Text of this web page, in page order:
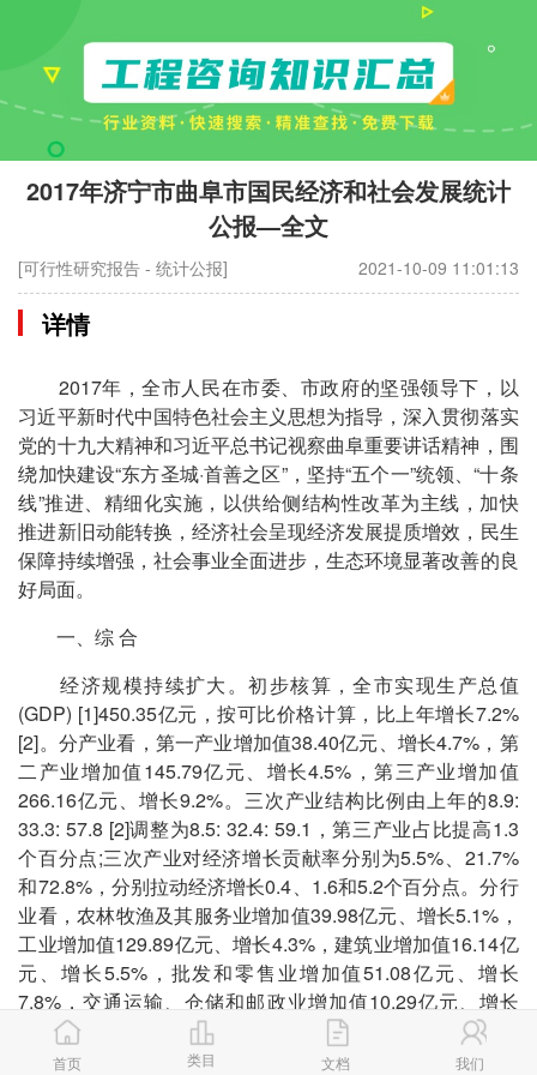
2017年济宁市曲阜市国民经济和社会发展统计
公报—全文
[可行性研究报告 - 统计公报] 2021-10-09 11:01:13
详情
2017年，全市人民在市委、市政府的坚强领导下，以
习近平新时代中国特色社会主义思想为指导，深入贯彻落实
党的十九大精神和习近平总书记视察曲阜重要讲话精神，围
绕加快建设“东方圣城·首善之区”，坚持“五个一”统领、“十条
线”推进、精细化实施，以供给侧结构性改革为主线，加快
推进新旧动能转换，经济社会呈现经济发展提质增效，民生
保障持续增强，社会事业全面进步，生态环境显著改善的良
好局面。
一、综 合
经济规模持续扩大。初步核算，全市实现生产总值
(GDP) [1]450.35亿元，按可比价格计算，比上年增长7.2%
[2]。分产业看，第一产业增加值38.40亿元、增长4.7%，第
二产业增加值145.79亿元、增长4.5%，第三产业增加值
266.16亿元、增长9.2%。三次产业结构比例由上年的8.9:
33.3: 57.8 [2]调整为8.5: 32.4: 59.1，第三产业占比提高1.3
个百分点;三次产业对经济增长贡献率分别为5.5%、21.7%
和72.8%，分别拉动经济增长0.4、1.6和5.2个百分点。分行
业看，农林牧渔及其服务业增加值39.98亿元、增长5.1%，
工业增加值129.89亿元、增长4.3%，建筑业增加值16.14亿
元、增长5.5%，批发和零售业增加值51.08亿元、增长
7.8%，交通运输、仓储和邮政业增加值10.29亿元、增长
9.5%，住宿和餐饮业增加值11.52亿元、增长5.1%，金融业
增加值13.16亿元、增长19.9%，房地产业增加值21.82亿
首页 类目 文档 我们